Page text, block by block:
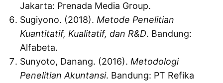
Jakarta: Prenada Media Group.
Sugiyono. (2018). Metode Penelitian
Kuantitatif, Kualitatif, dan R&D. Bandung:
Alfabeta.
Sunyoto, Danang. (2016). Metodologi
Penelitian Akuntansi. Bandung: PT Refika